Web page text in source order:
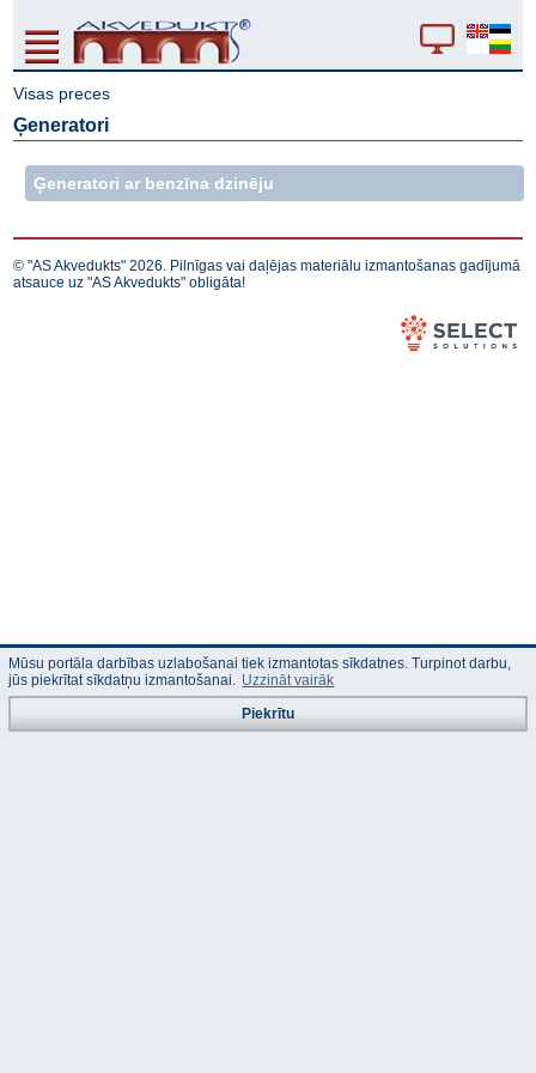
Visas preces
Ģeneratori
Ģeneratori ar benzīna dzinēju
© "AS Akvedukts" 2026. Pilnīgas vai daļējas materiālu izmantošanas gadījumā
atsauce uz "AS Akvedukts" obligāta!
Mūsu portāla darbības uzlabošanai tiek izmantotas sīkdatnes. Turpinot darbu,
jūs piekrītat sīkdatņu izmantošanai. Uzzināt vairāk
Piekrītu